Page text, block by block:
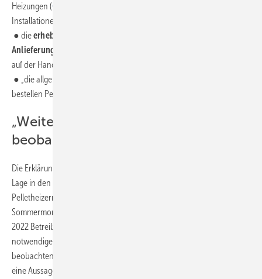
Heizungen (65-%-Klausel für erneuerbare Energien
Installationen ab 2024,
● dieerhebliche Kostensteigerung bei Produktion und
Anlieferung von Pellets
auf der Handelsseite hohe Kraftstoffpreise sowie
● „die allgemeinen
bestellen Pellets auch ohne akuten Bedarf“ zurückzuführen.
„Weitere Preisentwicklung
beobachten“
Die Erklärung des DEPI dürfte aber kaum dazu beitragen, dass sich die
Lage in den nächsten Wochen entspannt. Schließlich wurde den
Pelletheizern jahrelang eingeimpft, dass es sich auszahlt, in den
Sommermonaten die Vorräte aufzufüllen. Nun rät das DEPI Ende Mai
2022 Betreibern von Pelletheizungen, nur bei Bedarf das Lager mit der
notwendigen Menge aufzufüllen und die weitere Preisentwicklung zu
beobachten. Man darf gespannt sein, wie die Betreiber agieren. Denn
eine Aussage, wann sich die Situation beruhigt, ist laut DEPI